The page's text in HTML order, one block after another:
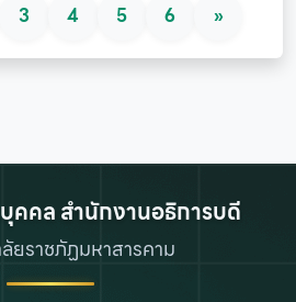
3 4 5 6 »
คคล สำนักงานอธิการบดี
ยราชภัฏมหาสารคาม